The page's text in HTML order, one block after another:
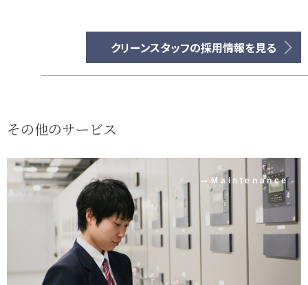
クリーンスタッフの採用情報を見る
その他のサービス
Maintenance